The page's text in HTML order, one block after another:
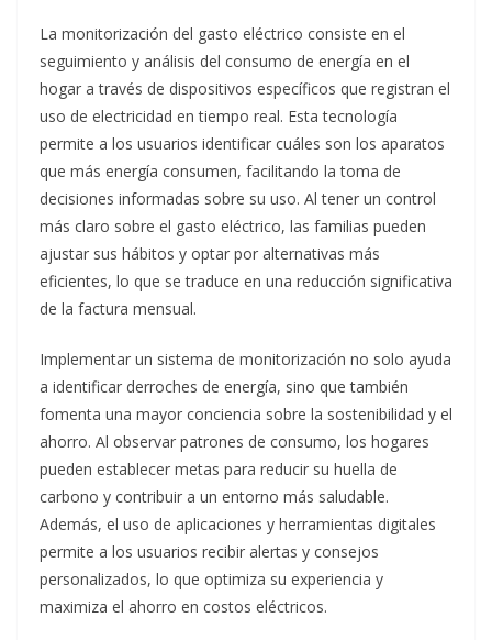
La monitorización del gasto eléctrico consiste en el
seguimiento y análisis del consumo de energía en el
hogar a través de dispositivos específicos que registran el
uso de electricidad en tiempo real. Esta tecnología
permite a los usuarios identificar cuáles son los aparatos
que más energía consumen, facilitando la toma de
decisiones informadas sobre su uso. Al tener un control
más claro sobre el gasto eléctrico, las familias pueden
ajustar sus hábitos y optar por alternativas más
eficientes, lo que se traduce en una reducción significativa
de la factura mensual.
Implementar un sistema de monitorización no solo ayuda
a identificar derroches de energía, sino que también
fomenta una mayor conciencia sobre la sostenibilidad y el
ahorro. Al observar patrones de consumo, los hogares
pueden establecer metas para reducir su huella de
carbono y contribuir a un entorno más saludable.
Además, el uso de aplicaciones y herramientas digitales
permite a los usuarios recibir alertas y consejos
personalizados, lo que optimiza su experiencia y
maximiza el ahorro en costos eléctricos.